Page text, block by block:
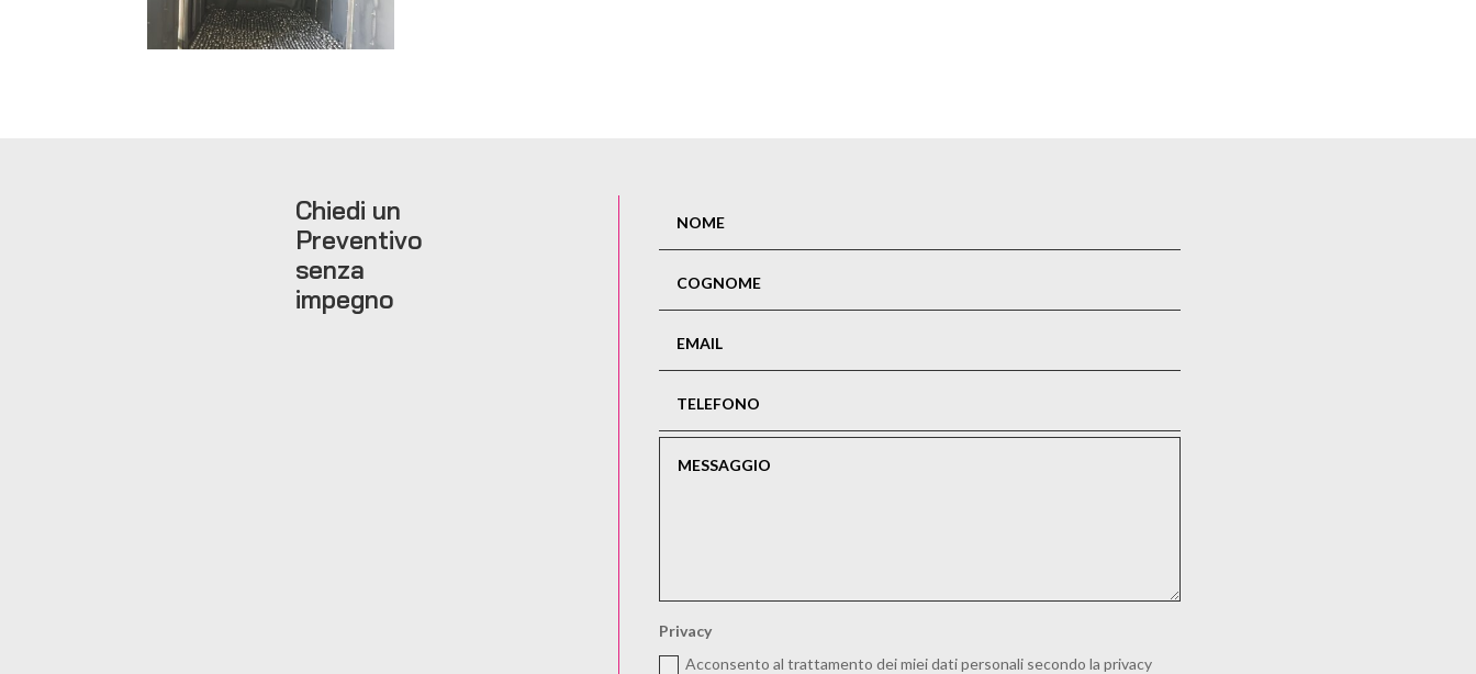
Chiedi un
Preventivo
senza
impegno
Privacy
Acconsento al trattamento dei miei dati personali secondo la privacy